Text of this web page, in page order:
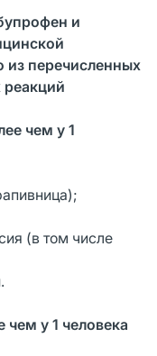
и
перечисленных
чем у 1
(в том числе
чем у 1 человека